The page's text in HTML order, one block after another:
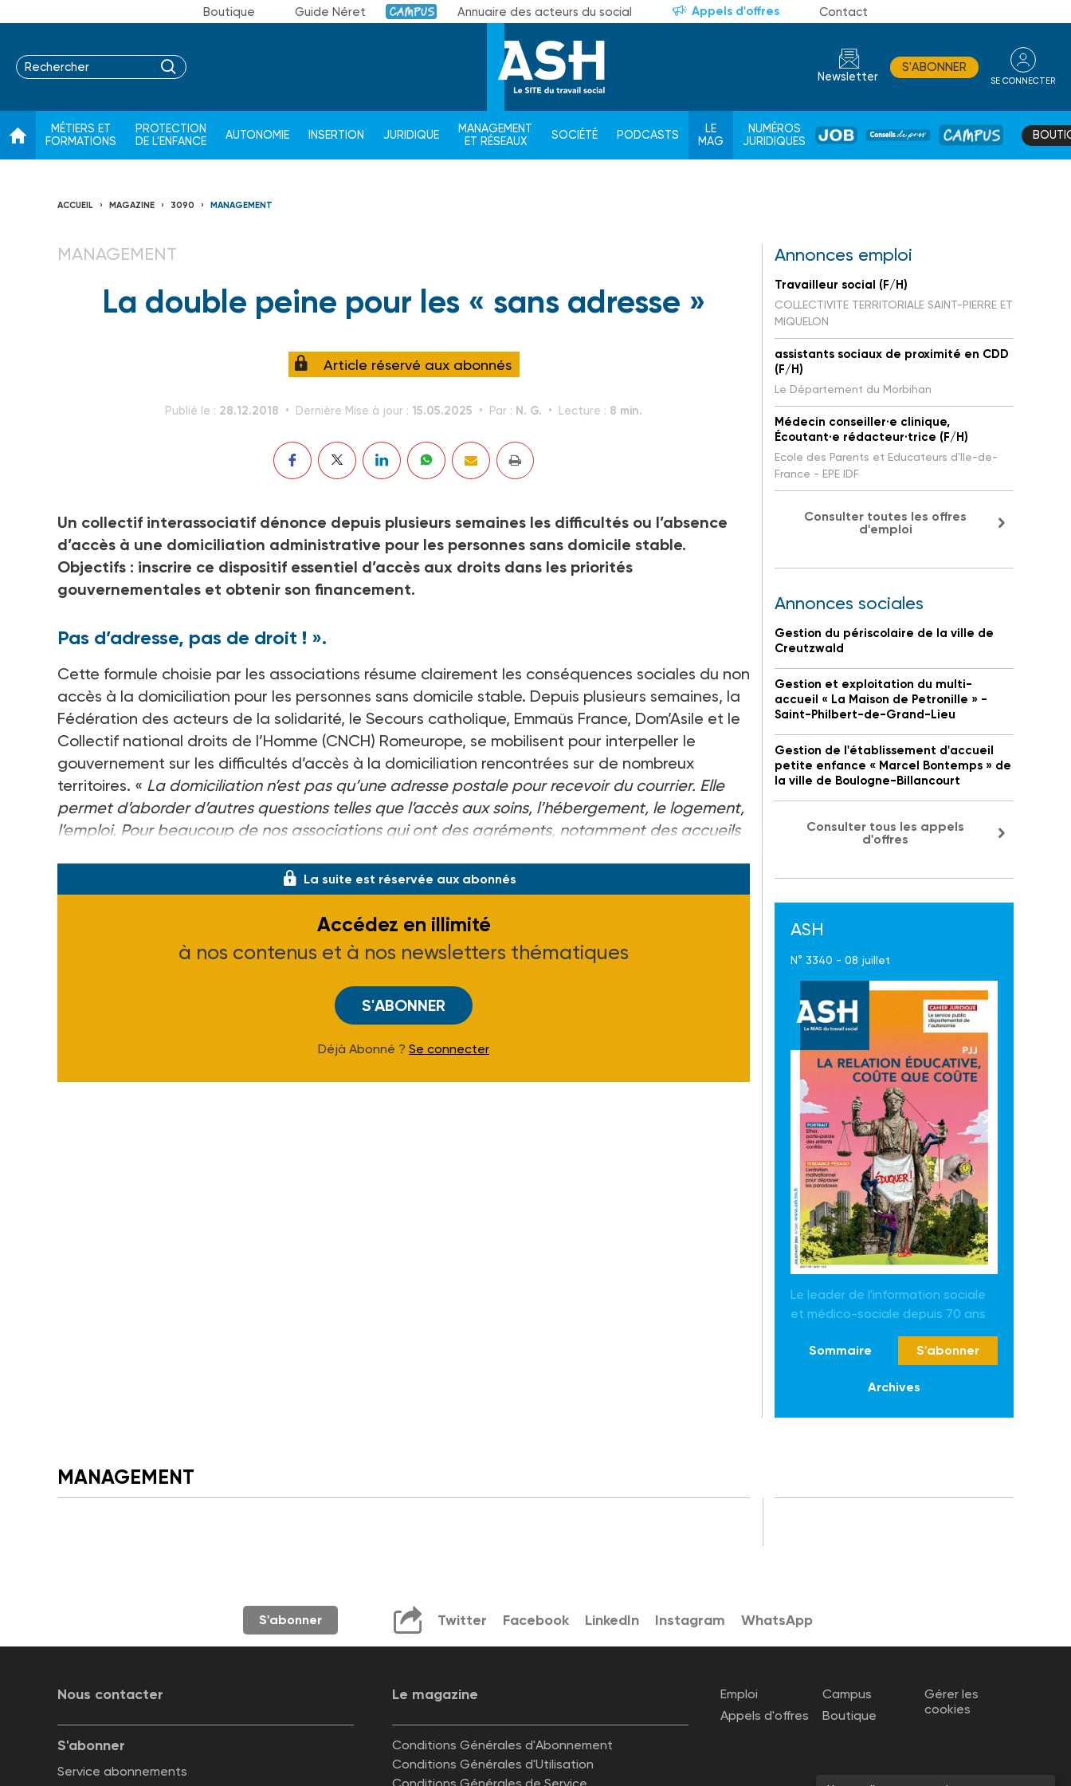
Boutique Guide Néret Campus Annuaire des acteurs du social Appels d'offres Contact
Newsletter
S'ABONNER
SE CONNECTER
MÉTIERS ET
FORMATIONS
PROTECTION
DE L'ENFANCE
AUTONOMIE INSERTION JURIDIQUE
MANAGEMENT
ET RÉSEAUX
SOCIÉTÉ PODCASTS
LE
MAG
NUMÉROS
JURIDIQUES
JOB
DE
CAMPUS
ACCUEIL MAGAZINE 3090 MANAGEMENT
MANAGEMENT
La double peine pour les « sans adresse »
Article réservé aux abonnés
Publié le : 28.12.2018 Dernière Mise à jour : 15.05.2025 Par : N. G. Lecture : 8 min.
Un collectif interassociatif dénonce depuis plusieurs semaines les difficultés ou l’absence
d’accès à une domiciliation administrative pour les personnes sans domicile stable.
Objectifs : inscrire ce dispositif essentiel d’accès aux droits dans les priorités
gouvernementales et obtenir son financement.
Pas d’adresse, pas de droit ! ».
Cette formule choisie par les associations résume clairement les conséquences sociales du non
accès à la domiciliation pour les personnes sans domicile stable. Depuis plusieurs semaines, la
Fédération des acteurs de la solidarité, le Secours catholique, Emmaüs France, Dom’Asile et le
Collectif national droits de l’Homme (CNCH) Romeurope, se mobilisent pour interpeller le
gouvernement sur les difficultés d’accès à la domiciliation rencontrées sur de nombreux
territoires. « La domiciliation n’est pas qu’une adresse postale pour recevoir du courrier. Elle
permet d’aborder d’autres questions telles que l’accès aux soins, l’hébergement, le logement,
l’emploi. Pour beaucoup de nos associations qui ont des agréments, notamment des accueils
La suite est réservée aux abonnés
Accédez en illimité
à nos contenus et à nos newsletters thématiques
S'ABONNER
Déjà Abonné ? Se connecter
Annonces emploi
Travailleur social (F/H)
COLLECTIVITE TERRITORIALE SAINT-PIERRE ET
MIQUELON
assistants sociaux de proximité en CDD
(F/H)
Le Département du Morbihan
Médecin conseiller·e clinique,
Écoutant·e rédacteur·trice (F/H)
Ecole des Parents et Educateurs d'Ile-de-
France - EPE IDF
Consulter toutes les offres
d'emploi
Annonces sociales
Gestion du périscolaire de la ville de
Creutzwald
Gestion et exploitation du multi-
accueil « La Maison de Petronille » -
Saint-Philbert-de-Grand-Lieu
Gestion de l'établissement d'accueil
petite enfance « Marcel Bontemps » de
la ville de Boulogne-Billancourt
Consulter tous les appels
d'offres
ASH
N° 3340 - 08 juillet
Le leader de l'information sociale
et médico-sociale depuis 70 ans
Sommaire S'abonner
Archives
MANAGEMENT
S'abonner Twitter Facebook LinkedIn Instagram WhatsApp
Nous contacter Le magazine
S'abonner
Service abonnements
Conditions Générales d'Abonnement
Conditions Générales d'Utilisation
Emploi
Appels d'offres
Campus
Boutique
Gérer les
cookies